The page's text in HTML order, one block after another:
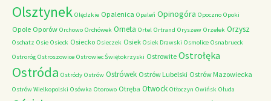
Olsztynek Olędzkie Opalenica Opaleń Opinogóra Opoczno Opoki
Opole Oporów Orchowo Orchówek Orneta Ortel Ortrand Oryszew Orzełek Orzysz
Oschatz Osie Osieck Osiecko Osieczek Osiek Osiek Drawski Osmolice Osnabrueck
Ostroróg Ostroszowice Ostrowiec Świętokrzyski Ostrowite Ostrołęka
Ostróda Ostródy Ostrów Ostrówek Ostrów Lubelski Ostrów Mazowiecka
Ostrów Wielkopolski Osówka Otorowo Otręba Otwock Otłoczyn Owińsk Ołuda